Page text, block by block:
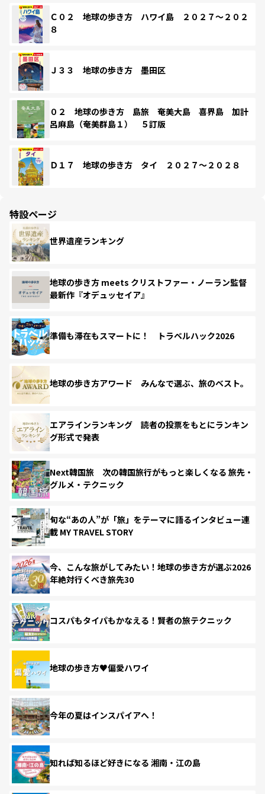
Ｃ０２ 地球の歩き方 ハワイ島 ２０２７～２０２
８
Ｊ３３ 地球の歩き方 墨田区
０２ 地球の歩き方 島旅 奄美大島 喜界島 加計
呂麻島（奄美群島１） ５訂版
Ｄ１７ 地球の歩き方 タイ ２０２７～２０２８
特設ページ
世界遺産ランキング
地球の歩き方 meets クリストファー・ノーラン監督
最新作『オデュッセイア』
準備も滞在もスマートに！ トラベルハック2026
地球の歩き方アワード みんなで選ぶ、旅のベスト。
エアラインランキング 読者の投票をもとにランキン
グ形式で発表
Next韓国旅 次の韓国旅行がもっと楽しくなる 旅先・
グルメ・テクニック
旬な“あの人”が「旅」をテーマに語るインタビュー連
載 MY TRAVEL STORY
今、こんな旅がしてみたい！地球の歩き方が選ぶ2026
年絶対行くべき旅先30
コスパもタイパもかなえる！賢者の旅テクニック
地球の歩き方♥偏愛ハワイ
今年の夏はインスパイアへ！
知れば知るほど好きになる 湘南・江の島